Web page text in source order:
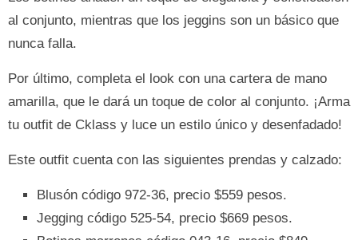
al conjunto, mientras que los jeggins son un básico que
nunca falla.
Por último, completa el look con una cartera de mano
amarilla, que le dará un toque de color al conjunto. ¡Arma
tu outfit de Cklass y luce un estilo único y desenfadado!
Este outfit cuenta con las siguientes prendas y calzado:
Blusón código 972-36, precio $559 pesos.
Jegging código 525-54, precio $669 pesos.